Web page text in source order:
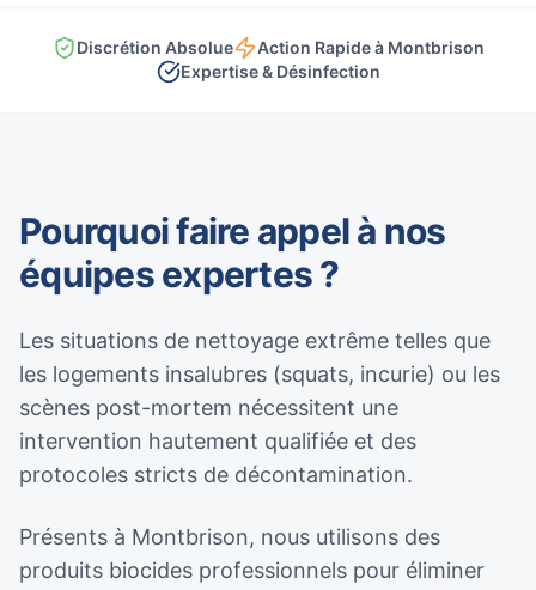
Discrétion Absolue
Action Rapide à Montbrison
Expertise & Désinfection
Pourquoi faire appel à nos
équipes expertes ?
Les situations de nettoyage extrême telles que
les logements insalubres (squats, incurie) ou les
scènes post-mortem nécessitent une
intervention hautement qualifiée et des
protocoles stricts de décontamination.
Présents à Montbrison, nous utilisons des
produits biocides professionnels pour éliminer